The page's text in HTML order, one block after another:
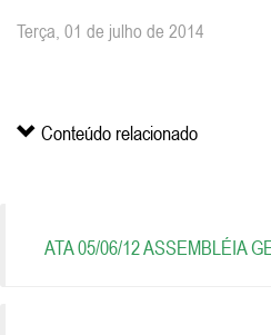
Terça, 01 de julho de 2014
Conteúdo relacionado
ATA 05/06/12 ASSEMBLÉIA